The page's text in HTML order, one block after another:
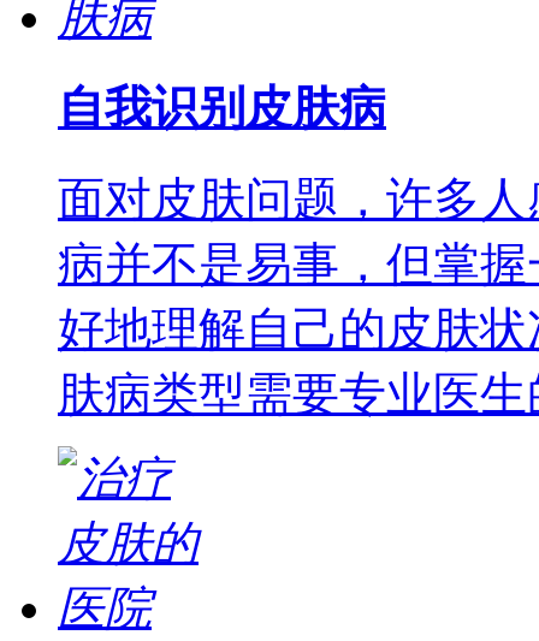
自我识别皮肤病
面对皮肤问题，许多
病并不是易事，但掌
好地理解自己的皮肤
肤病类型需要专业医